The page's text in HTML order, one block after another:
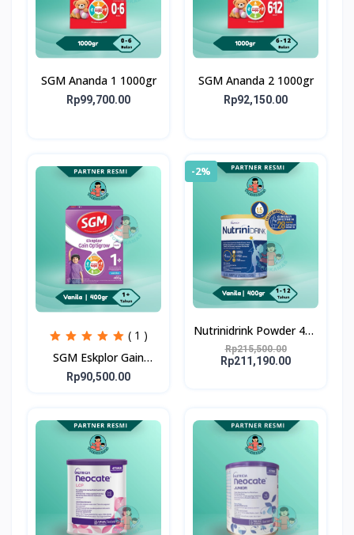
SGM Ananda 1 1000gr
Rp99,700.00
SGM Ananda 2 1000gr
Rp92,150.00
( 1 )
SGM Eskplor Gain
Optigrow 1plus
Rp90,500.00
-2%
Nutrinidrink Powder 400
gr
Rp215,500.00
Rp211,190.00